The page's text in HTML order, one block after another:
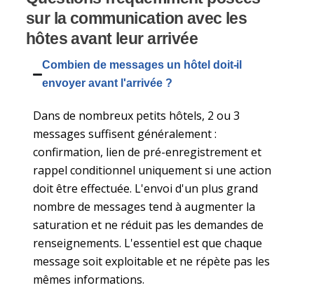
sur la communication avec les
hôtes avant leur arrivée
Combien de messages un hôtel doit-il
envoyer avant l'arrivée ?
Dans de nombreux petits hôtels, 2 ou 3
messages suffisent généralement :
confirmation, lien de pré-enregistrement et
rappel conditionnel uniquement si une action
doit être effectuée. L'envoi d'un plus grand
nombre de messages tend à augmenter la
saturation et ne réduit pas les demandes de
renseignements. L'essentiel est que chaque
message soit exploitable et ne répète pas les
mêmes informations.